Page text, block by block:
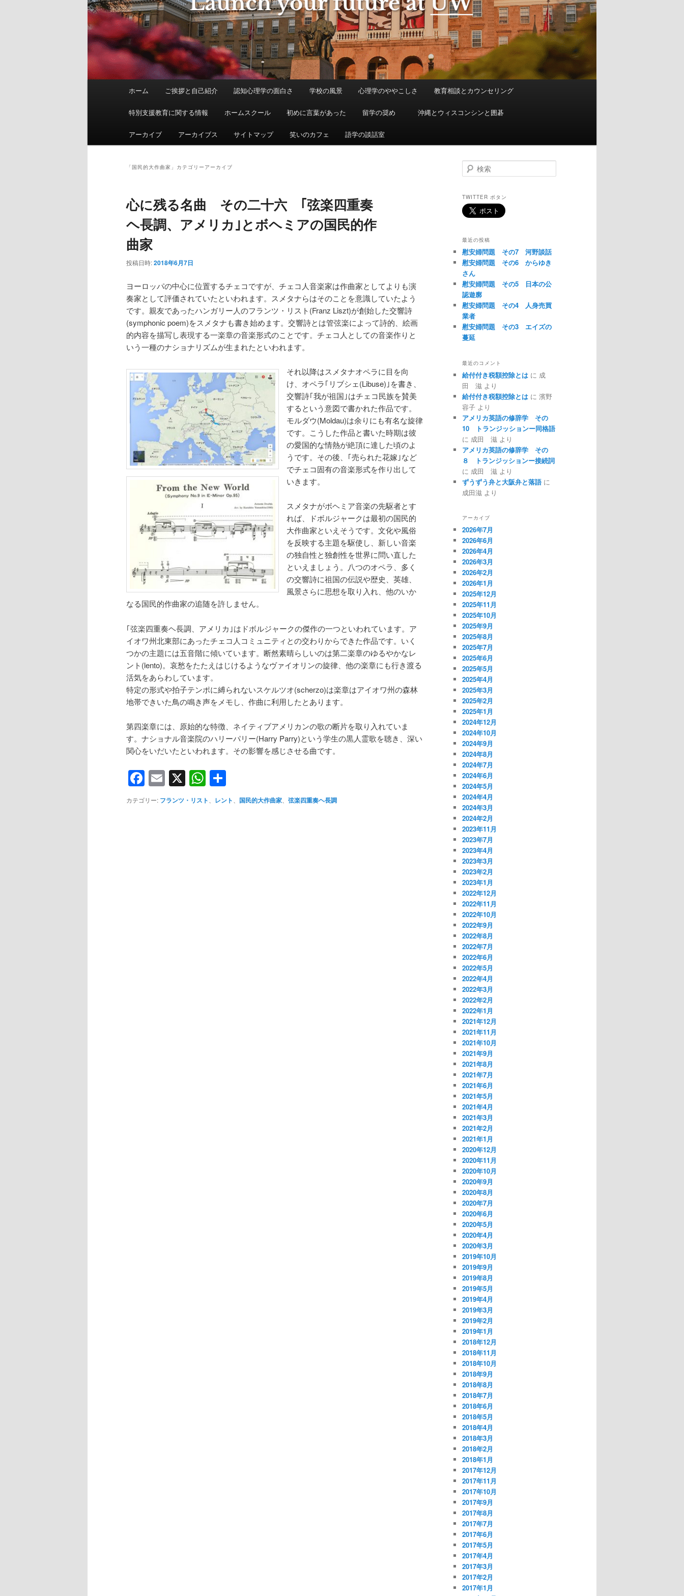
ュ
ホーム ご挨拶と自己紹介 認知心理学の面白さ 学校の風景 心理学のややこしさ 教育相談とカウンセリング
特別支援教育に関する情報 ホームスクール 初めに言葉があった 留学の奨め 沖縄とウィスコンシンと囲碁
アーカイブ アーカイブス サイトマップ 笑いのカフェ 語学の談話室
「国民的大作曲家 」カテゴリーアーカイブ
心に残る名曲 その二十六 ｢弦楽四重奏
ヘ長調、アメリカ｣とボヘミアの国民的作
曲家
投稿日時:2018年6月7日
ヨーロッパの中心に位置するチェコですが、チェコ人音楽家は作曲家としてよりも演
奏家として評価されていたといわれます。スメタナらはそのことを意識していたよう
です。親友であったハンガリー人のフランツ・リスト(Franz Liszt)が創始した交響詩
(symphonic poem)をスメタナも書き始めます。交響詩とは管弦楽によって詩的、絵画
的内容を描写し表現する一楽章の音楽形式のことです。チェコ人としての音楽作りと
いう一種のナショナリズムが生まれたといわれます。
それ以降はスメタナオペラに目を向
け、オペラ｢リブシェ(Libuse)｣を書き、
交響詩｢我が祖国｣はチェコ民族を賛美
するという意図で書かれた作品です。
モルダウ(Moldau)は余りにも有名な旋律
です。こうした作品と書いた時期は彼
の愛国的な情熱が絶頂に達した頃のよ
うです。その後、｢売られた花嫁｣など
でチェコ固有の音楽形式を作り出して
いきます。
スメタナがボヘミア音楽の先駆者とす
れば、ドボルジャークは最初の国民的
大作曲家といえそうです。文化や風俗
を反映する主題を駆使し、新しい音楽
の独自性と独創性を世界に問い直した
といえましょう。八つのオペラ、多く
の交響詩に祖国の伝説や歴史、英雄、
風景さらに思想を取り入れ、他のいか
なる国民的作曲家の追随を許しません。
｢弦楽四重奏ヘ長調、アメリカ｣はドボルジャークの傑作の一つといわれています。ア
イオワ州北東部にあったチェコ人コミュニティとの交わりからできた作品です。いく
つかの主題には五音階に傾いています。断然素晴らしいのは第二楽章のゆるやかなレ
ント(lento)。哀愁をたたえはじけるようなヴァイオリンの旋律、他の楽章にも行き渡る
活気をあらわしています。
特定の形式や拍子テンポに縛られないスケルツオ(scherzo)は楽章はアイオワ州の森林
地帯できいた鳥の鳴き声をメモし、作曲に利用したとあります。
第四楽章には、原始的な特徴、ネイティブアメリカンの歌の断片を取り入れていま
す。ナショナル音楽院のハリーパリー(Harry Parry)という学生の黒人霊歌を聴き、深い
関心をいだいたといわれます。その影響を感じさせる曲です。
Facebook
Email
X WhatsApp
有
カテゴリー: フランツ・リスト レント 国民的大作曲家 弦楽四重奏ヘ長調
検
索
TWITTER ボタン
最近の投稿
慰安婦問題 その7 河野談話
慰安婦問題 その6 からゆき
さん
慰安婦問題 その5 日本の公
認遊廓
慰安婦問題 その4 人身売買
業者
慰安婦問題 その3 エイズの
蔓延
最近のコメント
給付付き税額控除とは に 成
田 滋 より
給付付き税額控除とは に 濱野
容子 より
アメリカ英語の修辞学 その
10 トランジッションー同格語
に 成田 滋 より
アメリカ英語の修辞学 その
８ トランジッションー接続詞
に 成田 滋 より
ずうずう弁と大阪弁と落語に
成田滋 より
アーカイブ
2026年7月
2026年6月
2026年4月
2026年3月
2026年2月
2026年1月
2025年12月
2025年11月
2025年10月
2025年9月
2025年8月
2025年7月
2025年6月
2025年5月
2025年4月
2025年3月
2025年2月
2025年1月
2024年12月
2024年10月
2024年9月
2024年8月
2024年7月
2024年6月
2024年5月
2024年4月
2024年3月
2024年2月
2023年11月
2023年7月
2023年4月
2023年3月
2023年2月
2023年1月
2022年12月
2022年11月
2022年10月
2022年9月
2022年8月
2022年7月
2022年6月
2022年5月
2022年4月
2022年3月
2022年2月
2022年1月
2021年12月
2021年11月
2021年10月
2021年9月
2021年8月
2021年7月
2021年6月
2021年5月
2021年4月
2021年3月
2021年2月
2021年1月
2020年12月
2020年11月
2020年10月
2020年9月
2020年8月
2020年7月
2020年6月
2020年5月
2020年4月
2020年3月
2019年10月
2019年9月
2019年8月
2019年5月
2019年4月
2019年3月
2019年2月
2019年1月
2018年12月
2018年11月
2018年10月
2018年9月
2018年8月
2018年7月
2018年6月
2018年5月
2018年4月
2018年3月
2018年2月
2018年1月
2017年12月
2017年11月
2017年10月
2017年9月
2017年8月
2017年7月
2017年6月
2017年5月
2017年4月
2017年3月
2017年2月
2017年1月